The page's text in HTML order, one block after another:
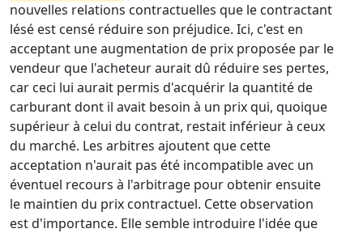
nouvelles relations contractuelles que le contractant
lésé est censé réduire son préjudice. Ici, c'est en
acceptant une augmentation de prix proposée par le
vendeur que l'acheteur aurait dû réduire ses pertes,
car ceci lui aurait permis d'acquérir la quantité de
carburant dont il avait besoin à un prix qui, quoique
supérieur à celui du contrat, restait inférieur à ceux
du marché. Les arbitres ajoutent que cette
acceptation n'aurait pas été incompatible avec un
éventuel recours à l'arbitrage pour obtenir ensuite
le maintien du prix contractuel. Cette observation
est d'importance. Elle semble introduire l'idée que